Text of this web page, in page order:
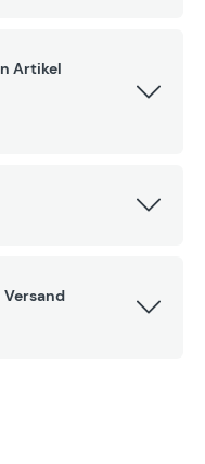
Artikel
Versand